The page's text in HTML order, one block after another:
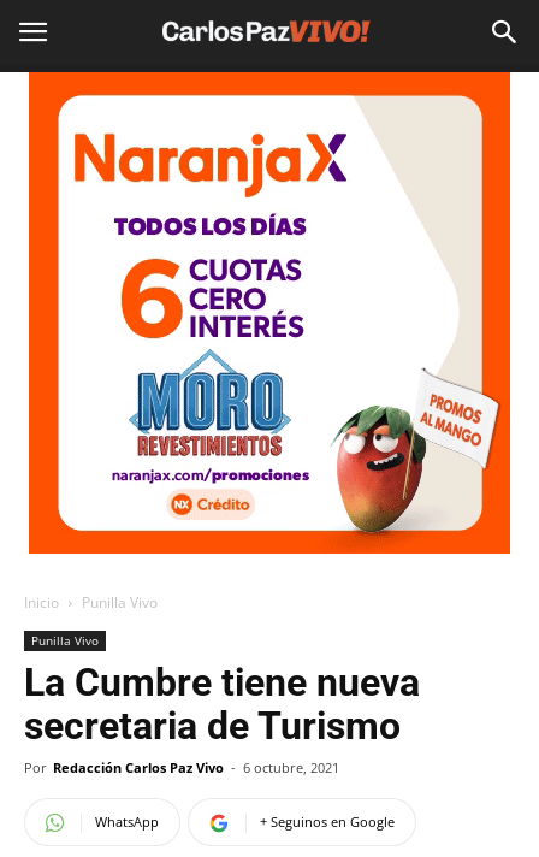
Inicio Punilla Vivo
Punilla Vivo
La Cumbre tiene nueva
secretaria de Turismo
Por Redacción Carlos Paz Vivo - 6 octubre, 2021
WhatsApp + Seguinos en Google